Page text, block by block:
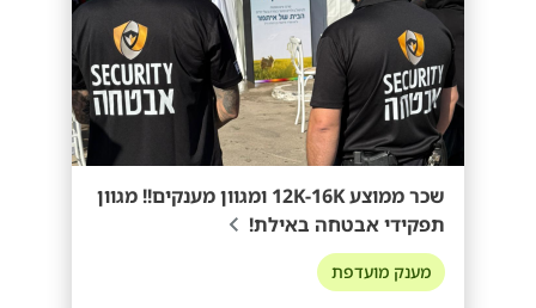
שכר ממוצע 12K-16K ומגוון מענקים!! מגוון
תפקידי אבטחה באילת!
מענק מועדפת